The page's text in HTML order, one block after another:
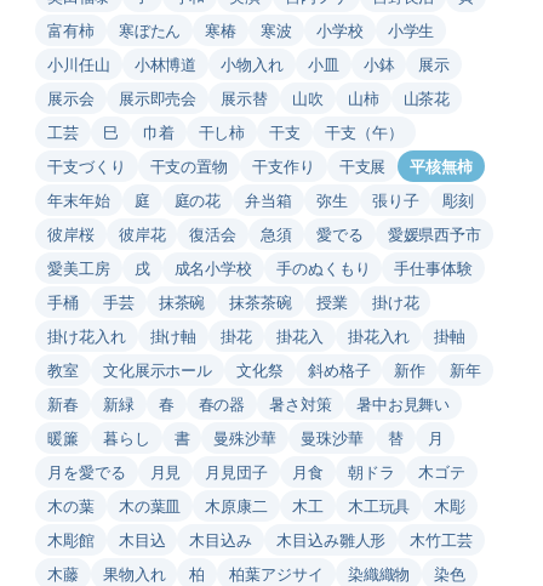
富有柿
寒ぼたん 寒椿 寒波 小学校
小学生
小川任山
小林博道 小物入れ 小皿 小鉢
展示
展示会
展示即売会 展示替 山吹 山柿
山茶花
工芸
巳 巾着 干し柿 干支
干支（午）
干支づくり
干支の置物 干支作り 干支展
平核無柿
年末年始
庭 庭の花 弁当箱 弥生 張り子
彫刻
彼岸桜
彼岸花 復活会 急須 愛でる
愛媛県西予市
愛美工房
戌 成名小学校 手のぬくもり
手仕事体験
手桶
手芸 抹茶碗 抹茶茶碗 授業
掛け花
掛け花入れ
掛け軸 掛花 掛花入 掛花入れ
掛軸
教室
文化展示ホール 文化祭 斜め格子 新作
新年
新春
新緑 春 春の器 暑さ対策
暑中お見舞い
暖簾
暮らし 書 曼殊沙華 曼珠沙華 替
月
月を愛でる
月見 月見団子 月食 朝ドラ
木ゴテ
木の葉
木の葉皿 木原康二 木工 木工玩具
木彫
木彫館
木目込 木目込み 木目込み雛人形
木竹工芸
木藤
果物入れ 柏 柏葉アジサイ 染織織物
染色